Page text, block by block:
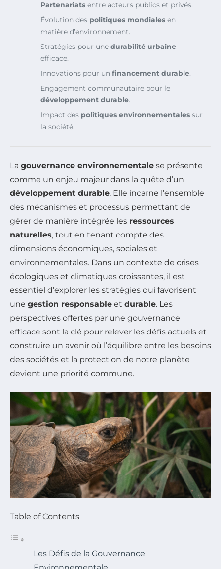
Partenariats entre acteurs publics et privés.
Évolution des politiques mondiales en
matière d’environnement.
Stratégies pour une durabilité urbaine
efficace.
Innovations pour un financement durable.
Engagement communautaire pour le
développement durable.
Impact des politiques environnementales sur
la société.
La gouvernance environnementale se présente
comme un enjeu majeur dans la quête d’un
développement durable. Elle incarne l’ensemble
des mécanismes et processus permettant de
gérer de manière intégrée les ressources
naturelles, tout en tenant compte des
dimensions économiques, sociales et
environnementales. Dans un contexte de crises
écologiques et climatiques croissantes, il est
essentiel d’explorer les stratégies qui favorisent
une gestion responsable et durable. Les
perspectives offertes par une gouvernance
efficace sont la clé pour relever les défis actuels et
construire un avenir où l’équilibre entre les besoins
des sociétés et la protection de notre planète
devient une priorité commune.
Table of Contents
Les Défis de la Gouvernance